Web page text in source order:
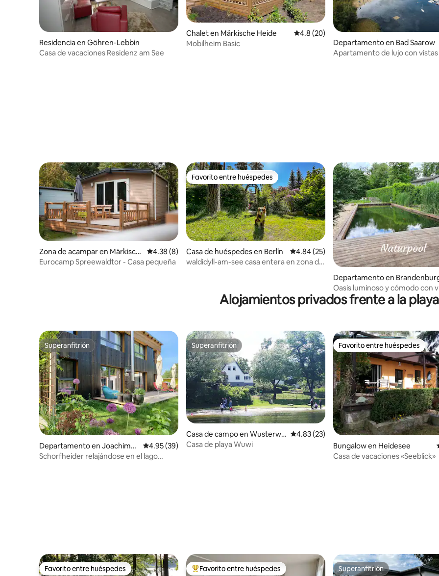
Residencia en Göhren-Lebbin
Casa de vacaciones Residenz am See
Chalet en Märkische Heide Calificación promedio: 4.8 de 5; 20
4.8 (20)
Mobilheim Basic
Departamento en Bad Saarow
Apartamento de lujo con vistas
Zona de acampar en Märkisch
e Heide
Calificación promedio: 4.38 de 5; 8 evaluaciones
4.38 (8)
Eurocamp Spreewaldtor - Casa pequeña
Favorito entre huéspedes
Favorito entre huéspedes
Casa de huéspedes en Berlín Calificación promedio: 4.84 de 5; 25
4.84 (25)
waldidyll-am-see casa entera en zona de
Departamento en
Havel
Oasis luminoso y cómodo con
Alojamientos privados frente a la playa
Superanfitrión
Superanfitrión
Departamento en Joachimst
hal
Calificación promedio: 4.95 de 5; 39 evaluaciones
4.95 (39)
Schorfheider relajándose en el lago
Superanfitrión
Superanfitrión
Casa de campo en Wusterwit
z
Calificación promedio: 4.83 de 5; 23
4.83 (23)
Casa de playa Wuwi
Favorito entre huéspedes
Favorito entre huéspedes
Bungalow en Heidesee
Casa de vacaciones «Seeblick»
Favorito entre huéspedes
Favorito entre huéspedes De los mejores en Favorito entre huéspedes
Favorito entre huéspedes Superanfitrión
Superanfitrión